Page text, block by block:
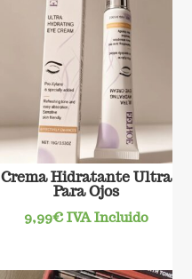
Crema Hidratante Ultra
Para Ojos
9,99€ IVA Incluido